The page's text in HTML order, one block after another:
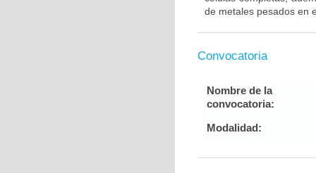
de metales pesados en
Convocatoria
Nombre de la
convocatoria:
Modalidad: